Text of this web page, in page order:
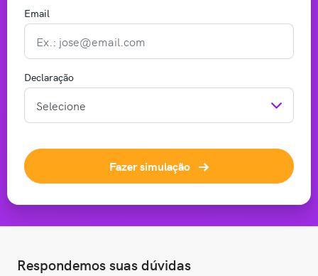
Email
Declaração
Fazer simulação
Respondemos suas dúvidas